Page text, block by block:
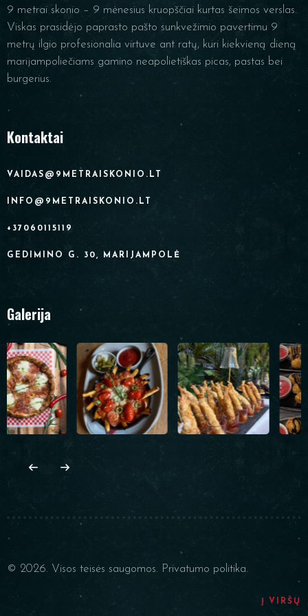
9 metrai skonio – 9 mėnesius kruopščiai kurtas šeimos verslas.
Viskas prasidėjo paprasto pašto sunkvežimio pavertimu 9
metrų ilgio profesionalia virtuve ant ratų, kuri kiekvieną dieną
marijampoliečiams gamino neapolietiškas picas, pastas bei
burgerius.
Kontaktai
VAIDAS@9METRAISKONIO.LT
INFO@9METRAISKONIO.LT
+37060115119
GEDIMINO G. 30, MARIJAMPOLĖ
Galerija
© 2026. Visos teisės saugomos. Privatumo politika.
Į VIRŠŲ